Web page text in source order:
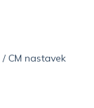
/ CM nastavek